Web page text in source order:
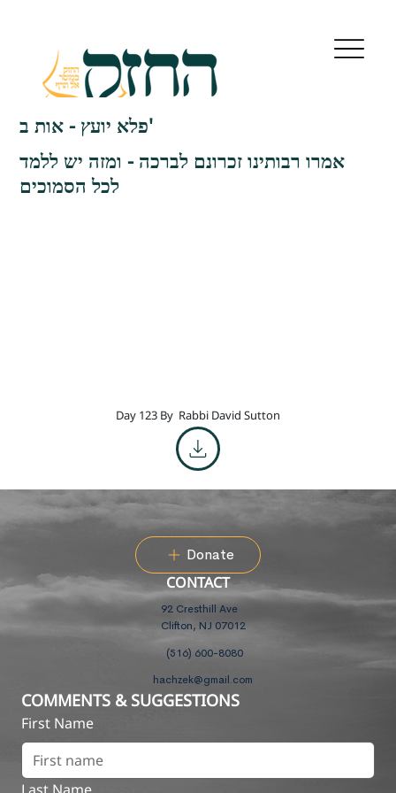
פלא יועץ - אות ב'
אמרו רבותינו זכרונם לברכה - ומזה יש ללמד
לכל הסמוכים
Day 123 By Rabbi David Sutton
Donate
CONTACT
92 Cresthill Ave
Clifton, NJ 07012
(516) 600-8080
hachzek@gmail.com
COMMENTS & SUGGESTIONS
First Name